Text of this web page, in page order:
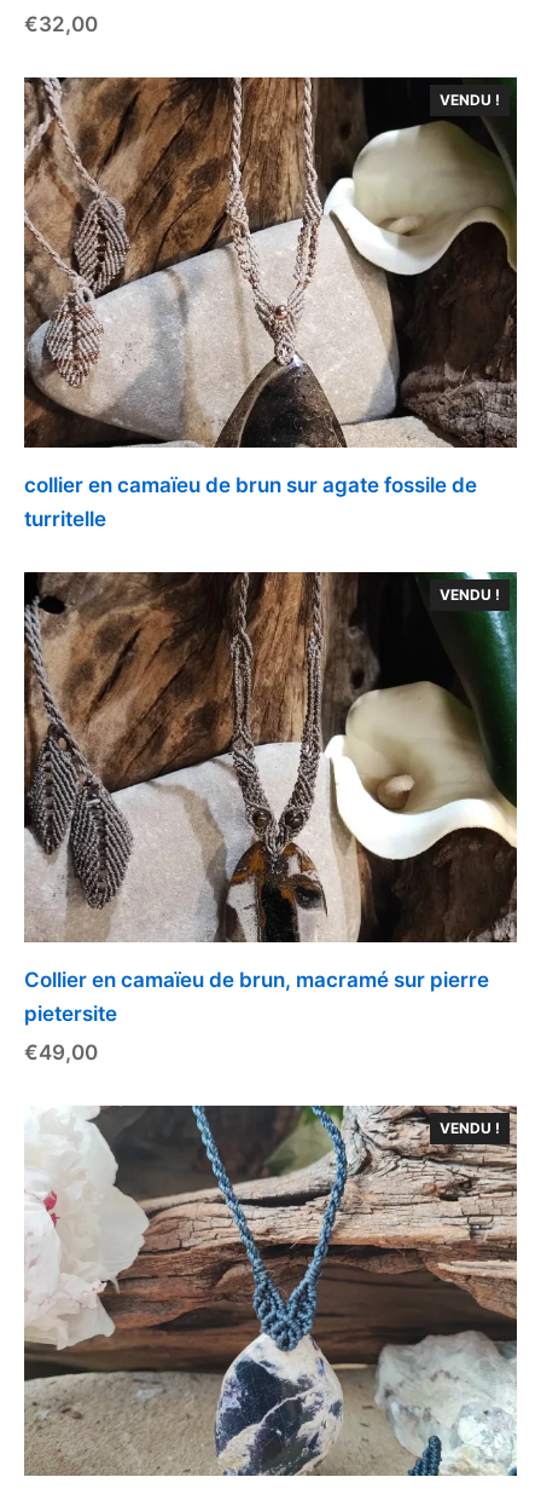
€32,00
VENDU !
collier en camaïeu de brun sur agate fossile de
turritelle
VENDU !
Collier en camaïeu de brun, macramé sur pierre
pietersite
€49,00
VENDU !